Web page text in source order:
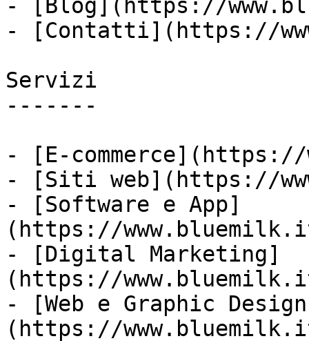
- [Blog](https://
- [Contatti](https://
Servizi
-------
- [E-commerce](https://
- [Siti web](https://
- [Software e App]
(https://
- [Digital Marketing]
(https://
- [Web e Graphic
(https://